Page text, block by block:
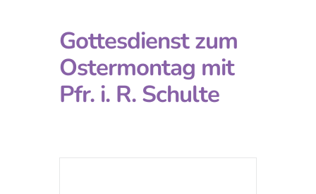
Gottesdienst zum
Ostermontag mit
Pfr. i. R. Schulte